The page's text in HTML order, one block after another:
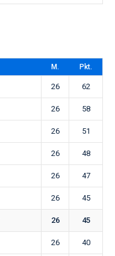
M. Pkt.
26 62
26 58
26 51
26 48
26 47
26 45
26 45
26 40